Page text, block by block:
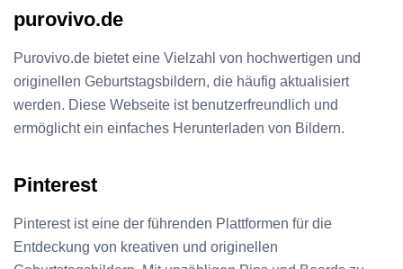
purovivo.de
Purovivo.de bietet eine Vielzahl von hochwertigen und
originellen Geburtstagsbildern, die häufig aktualisiert
werden. Diese Webseite ist benutzerfreundlich und
ermöglicht ein einfaches Herunterladen von Bildern.
Pinterest
Pinterest ist eine der führenden Plattformen für die
Entdeckung von kreativen und originellen